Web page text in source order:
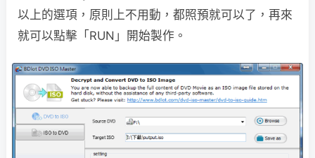
以上的選項，原則上不用動，都照預就可以了，再來
就可以點擊「RUN」開始製作。